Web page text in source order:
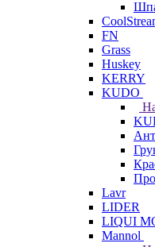
FN
Grass
Huskey
KERRY
KUDO
Lavr
LIDER
LIQUI
Mannol